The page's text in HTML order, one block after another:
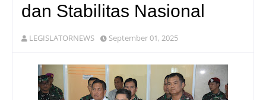
dan Stabilitas Nasional
LEGISLATORNEWS September 01, 2025